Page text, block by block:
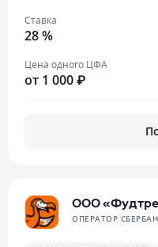
Ставка
28 %
Цена одного ЦФА
от 1 000 ₽
ООО
ОПЕРАТОР